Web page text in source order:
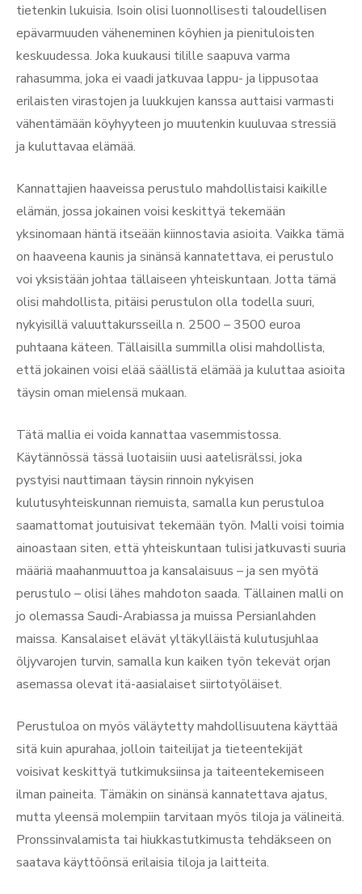
tietenkin lukuisia. Isoin olisi luonnollisesti taloudellisen
epävarmuuden väheneminen köyhien ja pienituloisten
keskuudessa. Joka kuukausi tilille saapuva varma
rahasumma, joka ei vaadi jatkuvaa lappu- ja lippusotaa
erilaisten virastojen ja luukkujen kanssa auttaisi varmasti
vähentämään köyhyyteen jo muutenkin kuuluvaa stressiä
ja kuluttavaa elämää.
Kannattajien haaveissa perustulo mahdollistaisi kaikille
elämän, jossa jokainen voisi keskittyä tekemään
yksinomaan häntä itseään kiinnostavia asioita. Vaikka tämä
on haaveena kaunis ja sinänsä kannatettava, ei perustulo
voi yksistään johtaa tällaiseen yhteiskuntaan. Jotta tämä
olisi mahdollista, pitäisi perustulon olla todella suuri,
nykyisillä valuuttakursseilla n. 2500 – 3500 euroa
puhtaana käteen. Tällaisilla summilla olisi mahdollista,
että jokainen voisi elää säällistä elämää ja kuluttaa asioita
täysin oman mielensä mukaan.
Tätä mallia ei voida kannattaa vasemmistossa.
Käytännössä tässä luotaisiin uusi aatelisrälssi, joka
pystyisi nauttimaan täysin rinnoin nykyisen
kulutusyhteiskunnan riemuista, samalla kun perustuloa
saamattomat joutuisivat tekemään työn. Malli voisi toimia
ainoastaan siten, että yhteiskuntaan tulisi jatkuvasti suuria
määriä maahanmuuttoa ja kansalaisuus – ja sen myötä
perustulo – olisi lähes mahdoton saada. Tällainen malli on
jo olemassa Saudi-Arabiassa ja muissa Persianlahden
maissa. Kansalaiset elävät yltäkylläistä kulutusjuhlaa
öljyvarojen turvin, samalla kun kaiken työn tekevät orjan
asemassa olevat itä-aasialaiset siirtotyöläiset.
Perustuloa on myös väläytetty mahdollisuutena käyttää
sitä kuin apurahaa, jolloin taiteilijat ja tieteentekijät
voisivat keskittyä tutkimuksiinsa ja taiteentekemiseen
ilman paineita. Tämäkin on sinänsä kannatettava ajatus,
mutta yleensä molempiin tarvitaan myös tiloja ja välineitä.
Pronssinvalamista tai hiukkastutkimusta tehdäkseen on
saatava käyttöönsä erilaisia tiloja ja laitteita.